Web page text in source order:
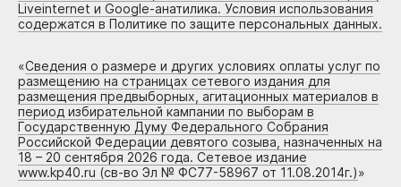
Liveinternet и Google-анатилика. Условия использования
содержатся в Политике по защите персональных данных.
«Сведения о размере и других условиях оплаты услуг по
размещению на страницах сетевого издания для
размещения предвыборных, агитационных материалов в
период избирательной кампании по выборам в
Государственную Думу Федерального Собрания
Российской Федерации девятого созыва, назначенных на
18 – 20 сентября 2026 года. Сетевое издание
www.kp40.ru (св-во Эл № ФС77-58967 от 11.08.2014г.)»